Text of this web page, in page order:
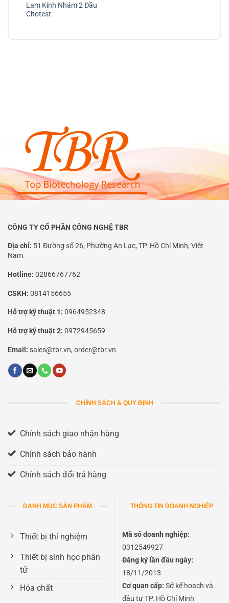
Lam Kính Nhám 2 Đầu
Citotest
CÔNG TY CỔ PHẦN CÔNG NGHỆ TBR
Địa chỉ: 51 Đường số 26, Phường An Lạc, TP. Hồ Chí Minh, Việt
Nam.
Hotline: 02866767762
CSKH: 0814156655
Hỗ trợ kỹ thuật 1: 0964952348
Hỗ trợ kỹ thuật 2: 0972945659
Email: sales@tbr.vn, order@tbr.vn
CHÍNH SÁCH & QUY ĐỊNH
Chính sách giao nhận hàng
Chính sách bảo hành
Chính sách đổi trả hàng
DANH MỤC SẢN PHẨM
Thiết bị thí nghiệm
Thiết bị sinh học phân
tử
Hóa chất
THÔNG TIN DOANH NGHIỆP
Mã số doanh nghiệp:
0312549927
Đăng ký lần đầu ngày:
18/11/2013
Cơ quan cấp: Sở kế hoạch và
đầu tư TP. Hồ Chí Minh